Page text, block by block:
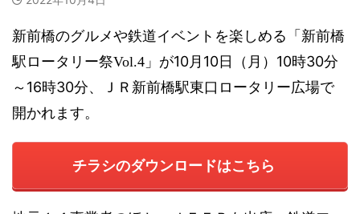
新前橋のグルメや鉄道イベントを楽しめる「新前橋
駅ロータリー祭Vol.4」が10月10日（月）10時30分
～16時30分、ＪＲ新前橋駅東口ロータリー広場で
開かれます。
チラシのダウンロードはこちら